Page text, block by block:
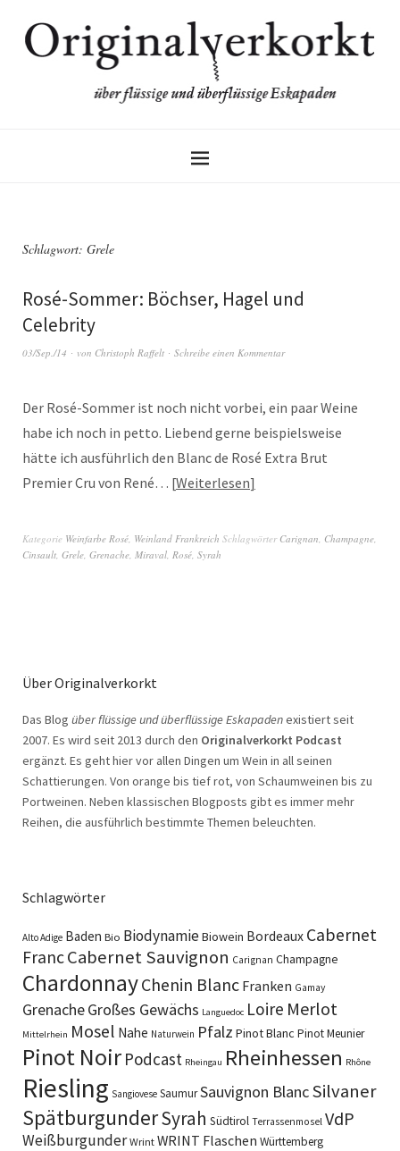
Schlagwort: Grele
Rosé-Sommer: Böchser, Hagel und
Celebrity
03/Sep./14 von Christoph Raffelt Schreibe einen Kommentar
Der Rosé-Sommer ist noch nicht vorbei, ein paar Weine
habe ich noch in petto. Liebend gerne beispielsweise
hätte ich ausführlich den Blanc de Rosé Extra Brut
Premier Cru von René… Weiterlesen
Kategorie Weinfarbe Rosé Weinland Frankreich Schlagwörter Carignan Champagne
Cinsault Grele Grenache Miraval Rosé Syrah
Über Originalverkorkt
Das Blog über flüssige und überflüssige Eskapadenexistiert seit
2007. Es wird seit 2013 durch den Originalverkorkt Podcast
ergänzt. Es geht hier vor allen Dingen um Wein in all seinen
Schattierungen. Von orange bis tief rot, von Schaumweinen bis zu
Portweinen. Neben klassischen Blogposts gibt es immer mehr
Reihen, die ausführlich bestimmte Themen beleuchten.
Schlagwörter
Alto Adige Baden Bio BiodynamieBiowein Bordeaux Cabernet
FrancCabernet Sauvignon Carignan Champagne
ChardonnayChenin Blanc Franken Gamay
GrenacheGroßes Gewächs Languedoc Loire Merlot
Mittelrhein Mosel Nahe Naturwein Pfalz Pinot Blanc Pinot Meunier
Pinot Noir Podcast Rheingau Rheinhessen Rhône
Riesling Sangiovese SaumurSauvignon BlancSilvaner
SpätburgunderSyrah Südtirol Terrassenmosel VdP
Weißburgunder Wrint WRINT Flaschen Württemberg